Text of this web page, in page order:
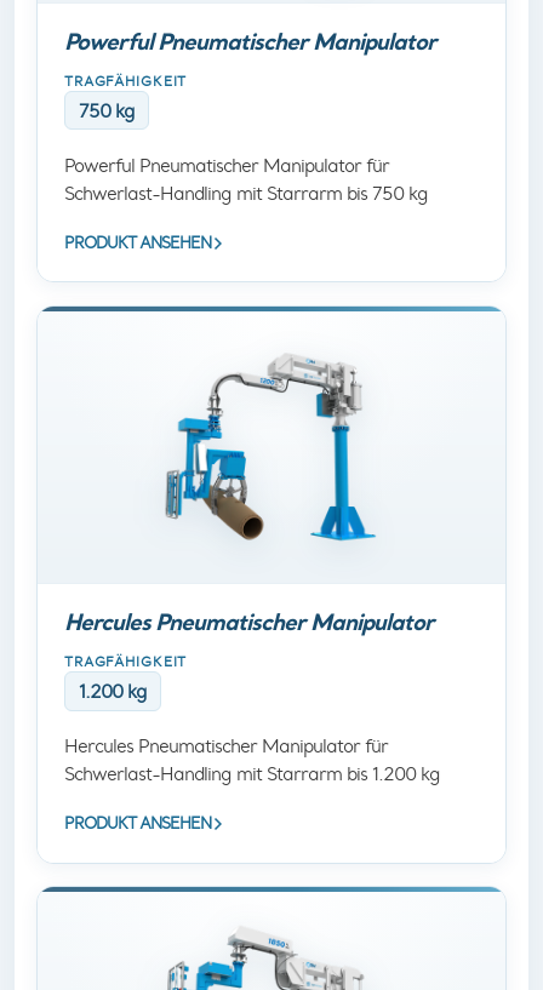
Powerful Pneumatischer Manipulator
TRAGFÄHIGKEIT
750 kg
Powerful Pneumatischer Manipulator für
Schwerlast-Handling mit Starrarm bis 750 kg
PRODUKT ANSEHEN
Hercules Pneumatischer Manipulator
TRAGFÄHIGKEIT
1.200 kg
Hercules Pneumatischer Manipulator für
Schwerlast-Handling mit Starrarm bis 1.200 kg
PRODUKT ANSEHEN